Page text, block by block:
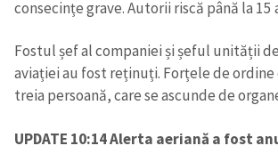
consecințe grave. Autorii riscă până la 15
Fostul șef al companiei și șeful unității
aviației au fost reținuți. Forțele de ordine
treia persoană, care se ascunde de
UPDATE 10:14 Alerta aeriană a fost